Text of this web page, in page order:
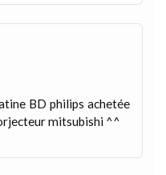
BD philips achetée
mitsubishi ^^